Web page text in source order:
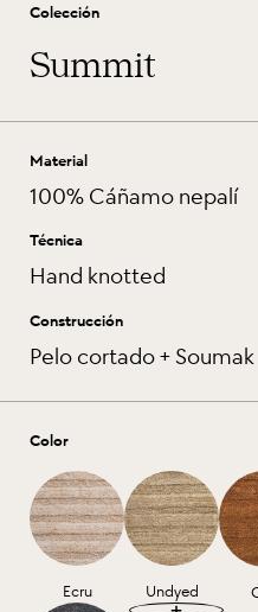
Colección
Summit
Material
100% Cáñamo nepalí
Técnica
Hand knotted
Construcción
Pelo cortado + Soumak
Color
Ecru Undyed